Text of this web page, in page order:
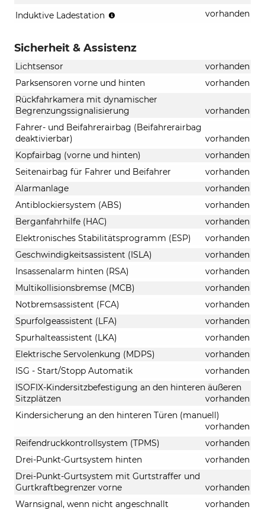
Induktive Ladestation
Smartphones
vorhanden
Sicherheit & Assistenz
Lichtsensor
vorhanden
Parksensoren vorne und hinten
vorhanden
Rückfahrkamera mit dynamischer
Begrenzungssignalisierung
vorhanden
Fahrer- und Beifahrerairbag (Beifahrerairbag
deaktivierbar)
vorhanden
Kopfairbag (vorne und hinten)
vorhanden
Seitenairbag für Fahrer und Beifahrer
vorhanden
Alarmanlage
vorhanden
Antiblockiersystem (ABS)
vorhanden
Berganfahrhilfe (HAC)
vorhanden
Elektronisches Stabilitätsprogramm (ESP)
vorhanden
Geschwindigkeitsassistent (ISLA)
vorhanden
Insassenalarm hinten (RSA)
vorhanden
Multikollisionsbremse (MCB)
vorhanden
Notbremsassistent (FCA)
vorhanden
Spurfolgeassistent (LFA)
vorhanden
Spurhalteassistent (LKA)
vorhanden
Elektrische Servolenkung (MDPS)
vorhanden
ISG - Start/Stopp Automatik
vorhanden
ISOFIX-Kindersitzbefestigung an den hinteren äußeren
Sitzplätzen
vorhanden
Kindersicherung an den hinteren Türen (manuell)
vorhanden
Reifendruckkontrollsystem (TPMS)
vorhanden
Drei-Punkt-Gurtsystem hinten
vorhanden
Drei-Punkt-Gurtsystem mit Gurtstraffer und
Gurtkraftbegrenzer vorne
vorhanden
Warnsignal, wenn nicht angeschnallt
vorhanden